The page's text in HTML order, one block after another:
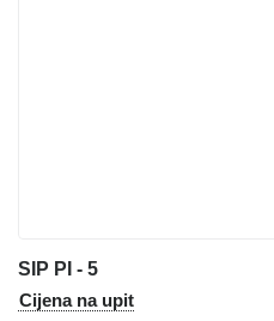
SIP PI - 5
Cijena na upit